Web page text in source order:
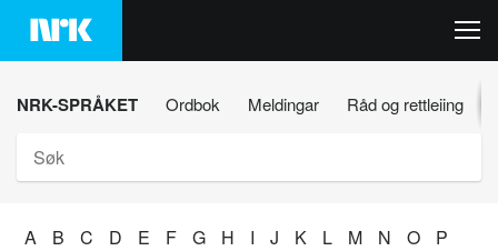
Hopp
innhaldet
NRK-SPRÅKET Ordbok Meldingar Råd og rettleiing
A B C D E F G H I J K L M N O
P